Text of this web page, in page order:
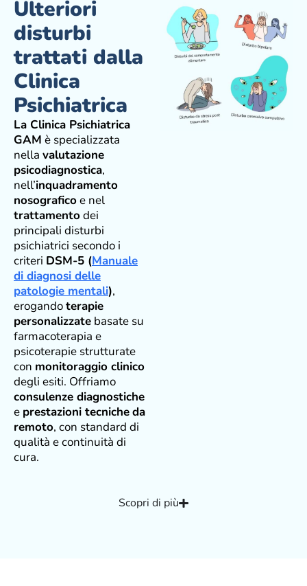
Ulteriori
disturbi
trattati dalla
Clinica
Psichiatrica
La Clinica Psichiatrica
GAM è specializzata
nella valutazione
psicodiagnostica,
nell’inquadramento
nosograficoe nel
trattamentodei
principali disturbi
psichiatrici secondo i
criteri DSM-5 (Manuale
di diagnosi delle
patologie mentali),
erogandoterapie
personalizzate basate su
farmacoterapia e
psicoterapie strutturate
con monitoraggio clinico
degli esiti. Offriamo
consulenze diagnostiche
e prestazioni tecnicheda
remoto, con standard di
qualità e continuità di
cura.
Scopri di più